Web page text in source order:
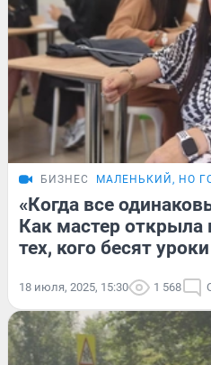
БИЗНЕС МАЛЕНЬКИЙ, НО
«Когда все
Как мастер
тех, кого бесят
18 июля, 2025, 15:30 1 568